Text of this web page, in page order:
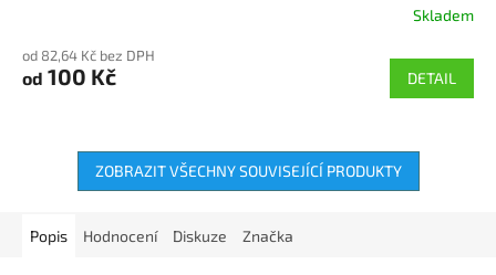
produktu
je
Skladem
od 82,64 Kč bez DPH
od 100 Kč DETAIL
ZOBRAZIT VŠECHNY SOUVISEJÍCÍ PRODUKTY
Popis Hodnocení Diskuze Značka